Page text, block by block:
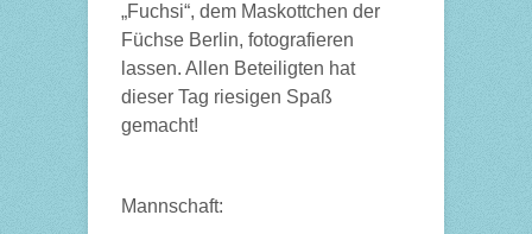
„Fuchsi“, dem Maskottchen der
Füchse Berlin, fotografieren
lassen. Allen Beteiligten hat
dieser Tag riesigen Spaß
gemacht!
Mannschaft: